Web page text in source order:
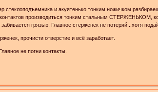
стеклоподъемника и акуятенько тонким ножичком
производиться тонким стальным СТЕРЖЕНЬКОМ,
грязью. Главное стерженек не потеряй...хотя
прочисти отверстие и всё заработает.
не погни контакты.